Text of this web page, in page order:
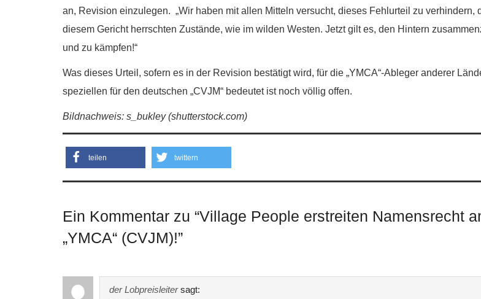
an, Revision einzulegen. „Wir haben mit allen Mitteln versucht, dieses Fehlurteil zu verhindern,
diesem Gericht herrschten Zustände, wie im wilden Westen. Jetzt gilt es, den Hintern
und zu kämpfen!“
Was dieses Urteil, sofern es in der Revision bestätigt wird, für die „YMCA“-Ableger anderer
speziellen für den deutschen „CVJM“ bedeutet ist noch völlig offen.
Bildnachweis: s_bukley (shutterstock.com)
teilen twittern
Ein Kommentar zu “Village People erstreiten Namensrecht
„YMCA“ (CVJM)!”
der Lobpreisleiter sagt: